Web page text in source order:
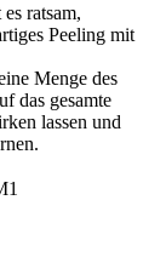
ratsam,
Peeling mit
Menge des
das gesamte
lassen und